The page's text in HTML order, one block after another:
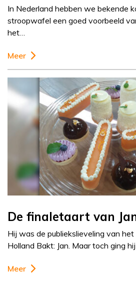
In Nederland hebben we bekende
stroopwafel een goed voorbeeld
het…
Meer
De finaletaart van
Hij was de publiekslieveling van
Holland Bakt: Jan. Maar toch ging
Meer